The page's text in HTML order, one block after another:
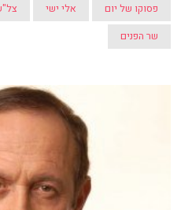
פסוקו של יום אלי ישי
שר הפנים